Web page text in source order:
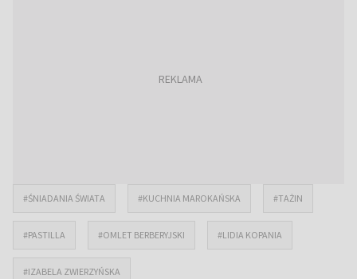
#ŚNIADANIA ŚWIATA #KUCHNIA MAROKAŃSKA #TAŻIN
#PASTILLA #OMLET BERBERYJSKI #LIDIA KOPANIA
#IZABELA ZWIERZYŃSKA